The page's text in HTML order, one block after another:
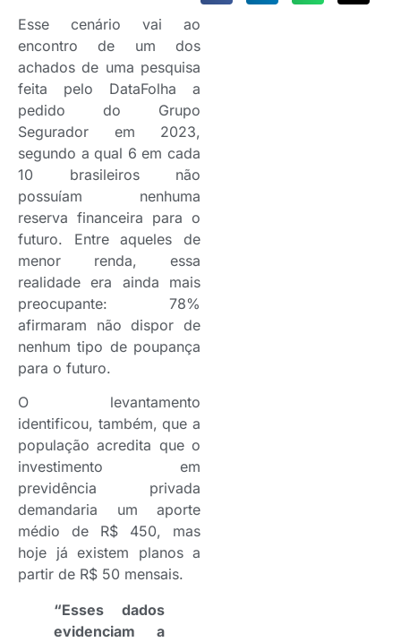
Esse cenário vai ao
encontro de um dos
achados de uma pesquisa
feita pelo DataFolha a
pedido do Grupo
Segurador em 2023,
segundo a qual 6 em cada
10 brasileiros não
possuíam nenhuma
reserva financeira para o
futuro. Entre aqueles de
menor renda, essa
realidade era ainda mais
preocupante: 78%
afirmaram não dispor de
nenhum tipo de poupança
para o futuro.
O levantamento
identificou, também, que a
população acredita que o
investimento em
previdência privada
demandaria um aporte
médio de R$ 450, mas
hoje já existem planos a
partir de R$ 50 mensais.
“Esses dados
evidenciam a